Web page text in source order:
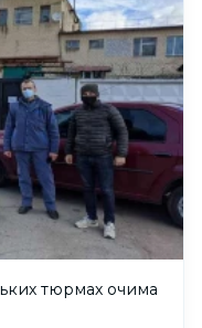
тюрмах очима